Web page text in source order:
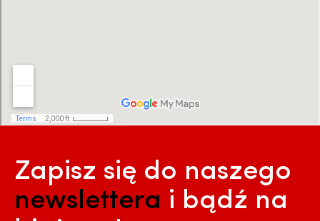
Zapisz się do naszego
newslettera i bądź na